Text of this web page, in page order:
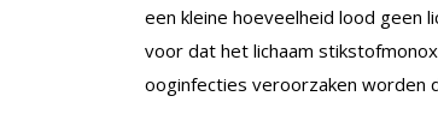
een kleine hoeveelheid lood geen
voor dat het lichaam
ooginfecties veroorzaken worden